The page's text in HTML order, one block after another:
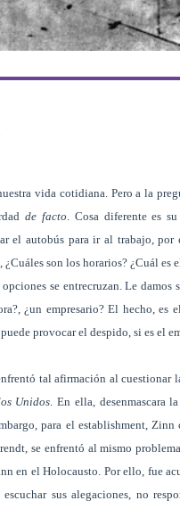
vida cotidiana. Pero a la
de facto . Cosa diferente es
el autobús para ir al trabajo,
¿Cuáles son los horarios? ¿Cuál es
se entrecruzan. Le
¿un empresario? El hecho, es
provocar el despido, si es el
tal afirmación al cuestionar
Unidos . En ella,
para el establishment,
se enfrentó al mismo
en el Holocausto. Por ello, fue
sus alegaciones, no